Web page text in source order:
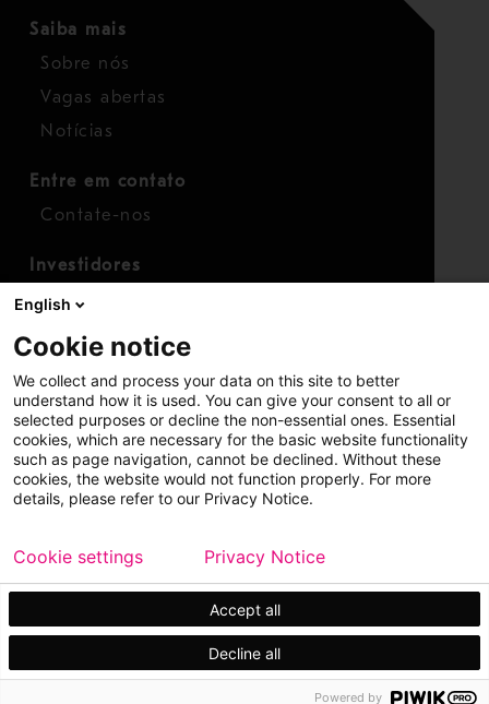
Saiba mais
Sobre nós
Vagas abertas
Notícias
Entre em contato
Contate-nos
Investidores
Calendário para investidores
Finanças
Aviso legal
Política de privacidade
Marcas registradas
English
Cookie notice
We collect and process your data on this site to better
understand how it is used. You can give your consent to all or
selected purposes or decline the non-essential ones. Essential
cookies, which are necessary for the basic website functionality
such as page navigation, cannot be declined. Without these
cookies, the website would not function properly. For more
details, please refer to our Privacy Notice.
Accept all
Decline all
Cookie settings Privacy Notice
Powered by